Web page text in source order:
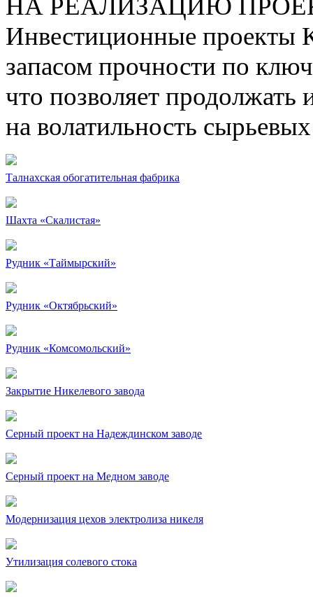
Инвестиционные проекты
запасом прочности по
что позволяет продолжать
на волатильность
Талнахская обогатительная фабрика
Шахта «Скалистая»
Рудник «Таймырский»
Рудник «Октябрьский»
Рудник «Комсомольский»
Закрытие Никелевого завода
Серный проект на Надеждинском заводе
Серный проект на Медном заводе
Модернизация цехов электролиза никеля
Утилизация солевого стока